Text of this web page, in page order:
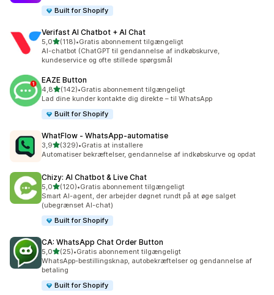
Built for Shopify
Verifast AI Chatbot + AI Chat
5,0ud af 5 stjerner
(118)
118 anmeldelser i alt
•Gratis abonnement tilgængeligt
AI-chatbot (ChatGPT til gendannelse af indkøbskurve,
kundeservice og ofte stillede spørgsmål
EAZE Button
4,8ud af 5 stjerner
(142)
142 anmeldelser i alt
•Gratis abonnement tilgængeligt
Lad dine kunder kontakte dig direkte – til WhatsApp
Built for Shopify
WhatFlow ‑ WhatsApp‑automatise
3,9ud af 5 stjerner
(329)
329 anmeldelser i alt
•Gratis at installere
Automatiser bekræftelser, gendannelse af indkøbskurve og opdat
Chizy: AI Chatbot & Live Chat
5,0ud af 5 stjerner
(120)
120 anmeldelser i alt
•Gratis abonnement tilgængeligt
Smart AI-agent, der arbejder døgnet rundt på at øge salget
(ubegrænset AI-chat)
Built for Shopify
CA: WhatsApp Chat Order Button
5,0ud af 5 stjerner
(25)
25 anmeldelser i alt
•Gratis abonnement tilgængeligt
WhatsApp-bestillingsknap, autobekræftelser og gendannelse af
betaling
Built for Shopify